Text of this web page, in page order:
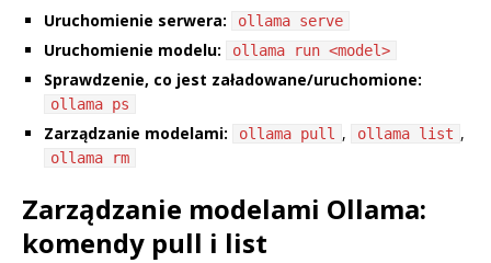
Uruchomienie serwera: ollama serve
Uruchomienie modelu: ollama run <model>
Sprawdzenie, co jest załadowane/uruchomione:
ollama ps
Zarządzanie modelami: ollama pull , ollama list ,
ollama rm
Zarządzanie modelami Ollama:
komendy pull i list